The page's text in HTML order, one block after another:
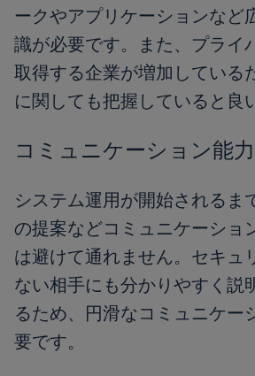
ークやアプリケーションなど
識が必要です。また、プライ
取得する企業が増加している
に関しても把握していると良
コミュニケーション能力
システム運用が開始されるま
の提案などコミュニケーショ
は避けて通れません。セキュ
ない相手にも分かりやすく説
るため、円滑なコミュニケー
要です。